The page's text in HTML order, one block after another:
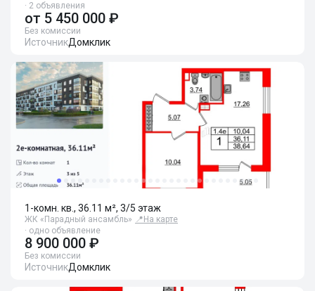
· 2 объявления
от 5 450 000 ₽
Без комиссии
ИсточникДомклик
1-комн. кв., 36.11 м², 3/5 этаж
ЖК «Парадный ансамбль» 📍 На карте
· одно объявление
8 900 000 ₽
Без комиссии
ИсточникДомклик